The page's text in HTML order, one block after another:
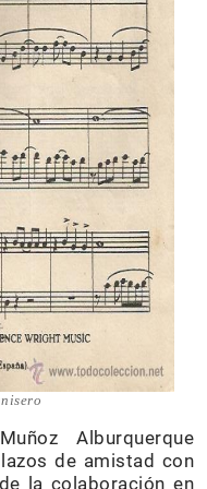
Alburquerque
de amistad con
la colaboración en